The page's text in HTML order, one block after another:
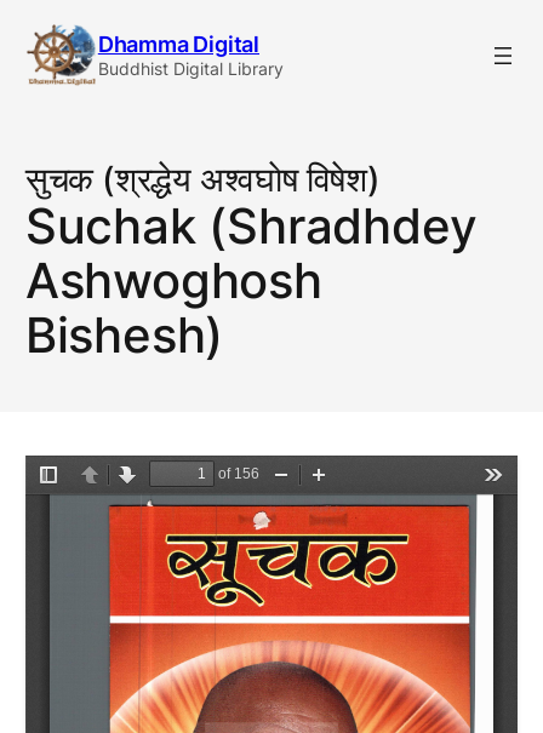
content
Dhamma Digital
Buddhist Digital Library
सुचक (श्रद्धेय अश्वघाेष विषेश)
Suchak (Shradhdey
Ashwoghosh
Bishesh)